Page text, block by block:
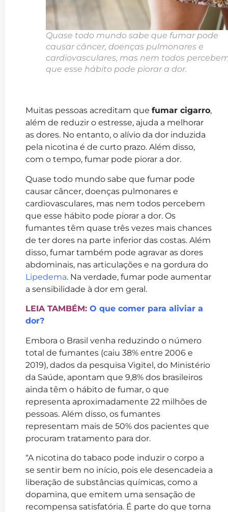
Quase todo mundo sabe que fumar pode
causar câncer, doenças pulmonares e
cardiovasculares, mas nem todos
que esse hábito pode piorar a dor.
Muitas pessoas acreditam que fumar cigarro,
além de reduzir o estresse, ajuda a melhorar
as dores. No entanto, o alívio da dor induzida
pela nicotina é de curto prazo. Além disso,
com o tempo, fumar pode piorar a dor.
Quase todo mundo sabe que fumar pode
causar câncer, doenças pulmonares e
cardiovasculares, mas nem todos percebem
que esse hábito pode piorar a dor. Os
fumantes têm quase três vezes mais chances
de ter dores na parte inferior das costas. Além
disso, fumar também pode agravar as dores
abdominais, nas articulações e na gordura do
Lipedema. Na verdade, fumar pode aumentar
a sensibilidade à dor em geral.
LEIA TAMBÉM: O que comer para aliviar a
dor?
Embora o Brasil venha reduzindo o número
total de fumantes (caiu 38% entre 2006 e
2019), dados da pesquisa Vigitel, do Ministério
da Saúde, apontam que 9,8% dos brasileiros
ainda têm o hábito de fumar, o que
representa aproximadamente 22 milhões de
pessoas. Além disso, os fumantes
representam mais de 50% dos pacientes que
procuram tratamento para dor.
“A nicotina do tabaco pode induzir o corpo a
se sentir bem no início, pois ele desencadeia a
liberação de substâncias químicas, como a
dopamina, que emitem uma sensação de
recompensa satisfatória. É parte do que torna